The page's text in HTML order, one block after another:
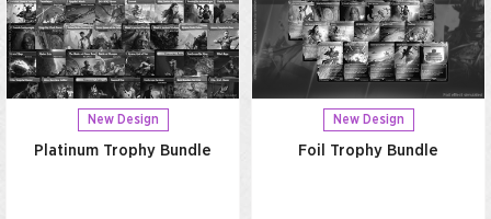
New Design
Platinum Trophy Bundle
New Design
Foil Trophy Bundle